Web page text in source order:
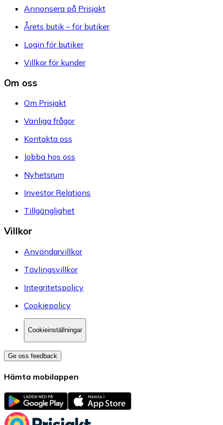
Annonsera på Prisjakt
Årets butik – för butiker
Login för butiker
Villkor för kunder
Om oss
Om Prisjakt
Vanliga frågor
Kontakta oss
Jobba hos oss
Nyhetsrum
Investor Relations
Tillgänglighet
Villkor
Användarvillkor
Tävlingsvillkor
Integritetspolicy
Cookiepolicy
Cookieinställningar
Ge oss feedback
Hämta mobilappen